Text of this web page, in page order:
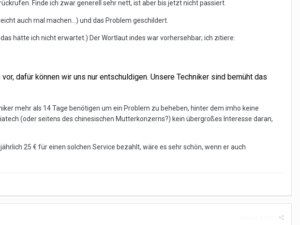
Finde ich zwar generell sehr nett, ist aber bis jetzt nicht passiert.
auch mal machen...) und das Problem geschildert.
hätte ich nicht erwartet.) Der Wortlaut indes war vorhersehbar; ich zitiere:
dafür können wir uns nur entschuldigen. Unsere Techniker sind bemüht das
mehr als 14 Tage benötigen um ein Problem zu beheben, hinter dem imho keine
(oder seitens des chinesischen Mutterkonzerns?) kein übergroßes Interesse daran,
25 € für einen solchen Service bezahlt, wäre es sehr schön, wenn er auch